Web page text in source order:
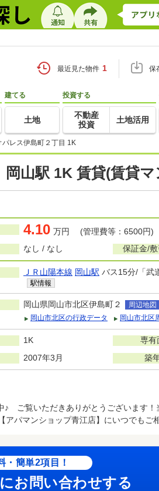
最近見た物件 1 保
建てる
土地
投資する
不動産
投資
土地活用
パレス伊島町２丁目 1K
山駅 1K 賃貸(賃貸
4.10 万円 (管理費等：6500円)
なし / なし 保証金/
ＪＲ山陽本線 岡山駅 バス15分/「武
駅情報
岡山県岡山市北区伊島町２
周辺地図
岡山市北区の行政データ
岡山市北区
1K 専有
2007年3月 築
♪ ご覧いただきありがとうございます
パマンショップ青江店】にいつでもご
・簡単2項目！
お問い合わせする